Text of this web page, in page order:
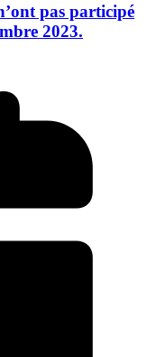
pas participé
2023.